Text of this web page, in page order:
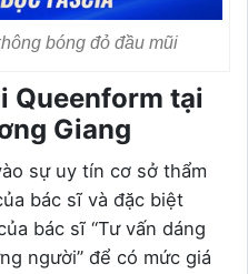
bóng đỏ đầu mũi
Queenform tại
Giang
sự uy tín cơ sở thẩm
bác sĩ và đặc biệt
bác sĩ “Tư vấn dáng
người” để có mức giá